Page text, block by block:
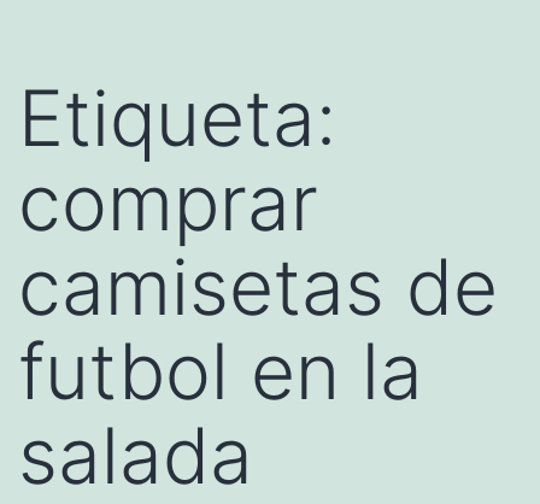
Etiqueta:
comprar
camisetas de
futbol en la
salada